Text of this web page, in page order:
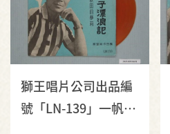
獅王唱片公司出品編
號「LN-139」一帆、